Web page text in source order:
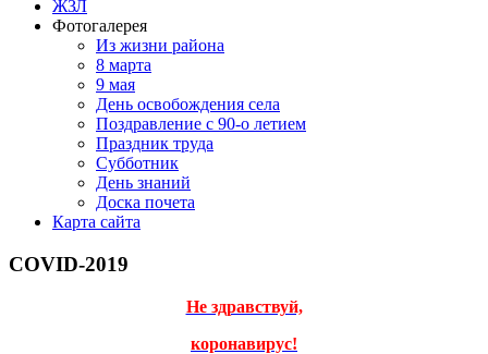
ЖЗЛ
Фотогалерея
Из жизни района
8 марта
9 мая
День освобождения села
Поздравление с 90-о летием
Праздник труда
Субботник
День знаний
Доска почета
Карта сайта
COVID-2019
Не здравствуй,
коронавирус!